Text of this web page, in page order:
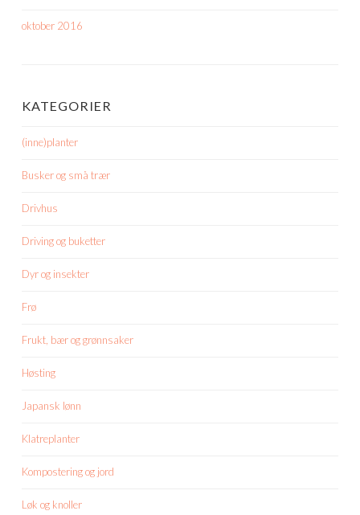
oktober 2016
KATEGORIER
(inne)planter
Busker og små trær
Drivhus
Driving og buketter
Dyr og insekter
Frø
Frukt, bær og grønnsaker
Høsting
Japansk lønn
Klatreplanter
Kompostering og jord
Løk og knoller